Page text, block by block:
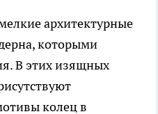
архитектурные
которыми
В этих изящных
колец в